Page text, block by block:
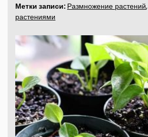
Метки записи: Размножение растений,
растениями